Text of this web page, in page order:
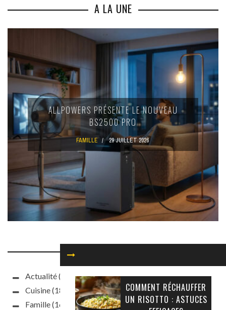
COMMENT RÉCHAUFFER
UN RISOTTO : ASTUCES
A LA UNE
ALLPOWERS PRÉSENTE LE NOUVEAU
BS2500 PRO
FAMILLE 29 JUILLET 2026
Actualité(93)
Cuisine(187)
Famille(160)